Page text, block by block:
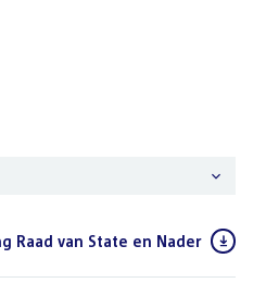
Raad van State en Nader